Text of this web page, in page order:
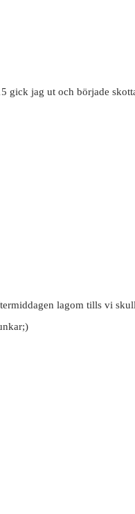
gick jag ut och började
lagom tills vi